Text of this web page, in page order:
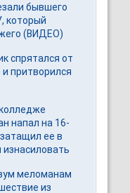
бывшего
который
(ВИДЕО)
спрятался от
притворился
напал на 16-
ее в
изнасиловать
меломанам
из